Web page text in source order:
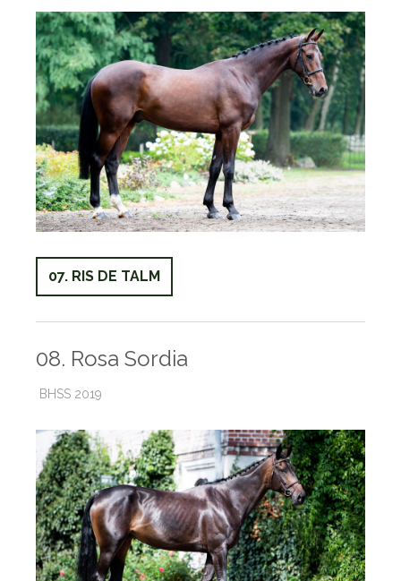
07. RIS DE TALM
08. Rosa Sordia
BHSS 2019